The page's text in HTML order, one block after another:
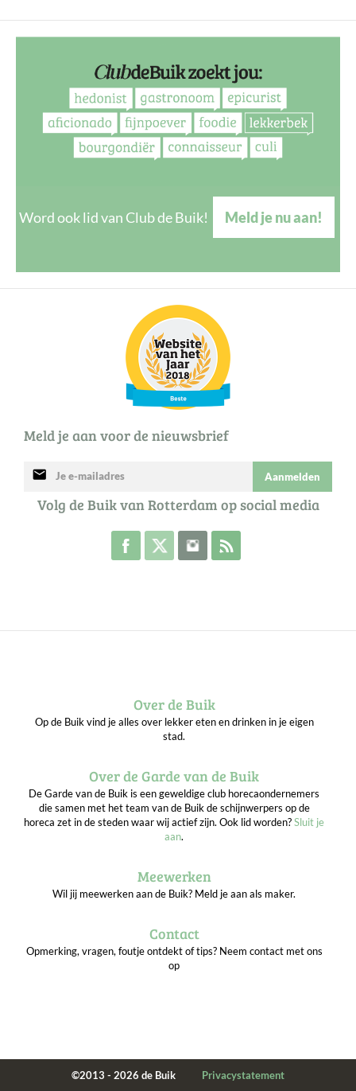
Word ook lid van Club de Buik! Meld je nu aan!
Meld je aan voor de nieuwsbrief
mail Aanmelden
Volg de Buik van Rotterdam op social media
Volg de Buik op Facebook
Volg de Buik op Twitter
Volg de Buik op Instagram
Over de Buik
Op de Buik vind je alles over lekker eten en drinken in je eigen
stad.
Over de Garde van de Buik
De Garde van de Buik is een geweldige club horecaondernemers
die samen met het team van de Buik de schijnwerpers op de
horeca zet in de steden waar wij actief zijn. Ook lid worden?Sluit je
aan.
Meewerken
Wil jij meewerken aan de Buik? Meld je aan als maker.
Contact
Opmerking, vragen, foutje ontdekt of tips? Neem contact met ons
op
©2013 - 2026 de Buik Privacystatement